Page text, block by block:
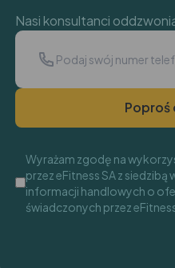
Nasi konsultanci
Poproś
Wyrażam zgodę na
przez eFitness SA z siedzibą
informacji handlowych o
świadczonych przez